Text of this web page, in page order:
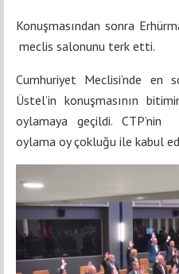
Konuşmasından sonra
meclis salonunu terk etti.
Cumhuriyet Meclisi’nde en
Üstel’in konuşmasının
oylamaya geçildi. CTP’nin
oylama oy çokluğu ile kabul